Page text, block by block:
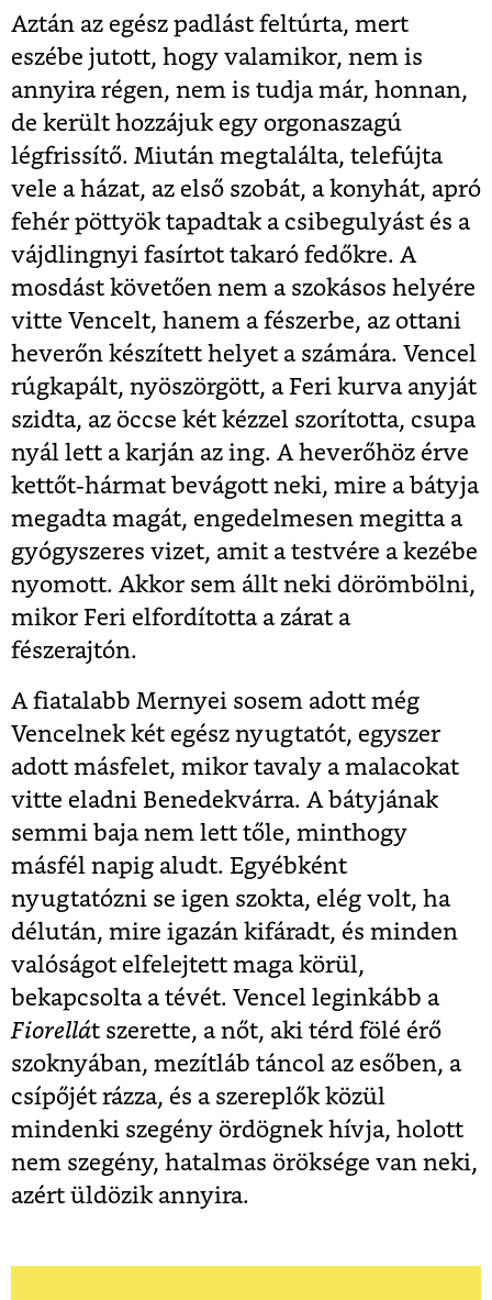
Aztán az egész padlást feltúrta, mert
eszébe jutott, hogy valamikor, nem is
annyira régen, nem is tudja már, honnan,
de került hozzájuk egy orgonaszagú
légfrissítő. Miután megtalálta, telefújta
vele a házat, az első szobát, a konyhát, apró
fehér pöttyök tapadtak a csibegulyást és a
vájdlingnyi fasírtot takaró fedőkre. A
mosdást követően nem a szokásos helyére
vitte Vencelt, hanem a fészerbe, az ottani
heverőn készített helyet a számára. Vencel
rúgkapált, nyöszörgött, a Feri kurva anyját
szidta, az öccse két kézzel szorította, csupa
nyál lett a karján az ing. A heverőhöz érve
kettőt-hármat bevágott neki, mire a bátyja
megadta magát, engedelmesen megitta a
gyógyszeres vizet, amit a testvére a kezébe
nyomott. Akkor sem állt neki dörömbölni,
mikor Feri elfordította a zárat a
fészerajtón.
A fiatalabb Mernyei sosem adott még
Vencelnek két egész nyugtatót, egyszer
adott másfelet, mikor tavaly a malacokat
vitte eladni Benedekvárra. A bátyjának
semmi baja nem lett tőle, minthogy
másfél napig aludt. Egyébként
nyugtatózni se igen szokta, elég volt, ha
délután, mire igazán kifáradt, és minden
valóságot elfelejtett maga körül,
bekapcsolta a tévét. Vencel leginkább a
Fiorellát szerette, a nőt, aki térd fölé érő
szoknyában, mezítláb táncol az esőben, a
csípőjét rázza, és a szereplők közül
mindenki szegény ördögnek hívja, holott
nem szegény, hatalmas öröksége van neki,
azért üldözik annyira.